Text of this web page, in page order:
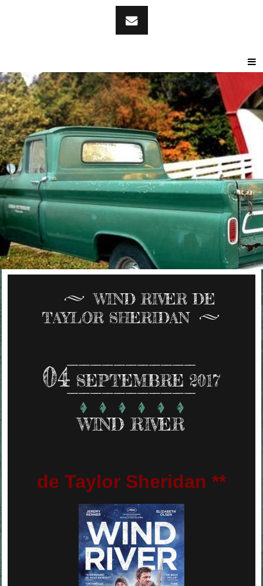
WIND RIVER DE
TAYLOR SHERIDAN
04 SEPTEMBRE 2017
WIND RIVER
de Taylor Sheridan **